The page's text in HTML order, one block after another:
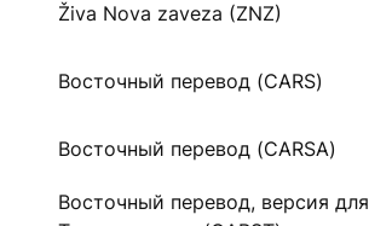
Živa Nova zaveza (ZNZ)
Восточный перевод (CARS)
Восточный перевод (CARSA)
Восточный перевод, версия для